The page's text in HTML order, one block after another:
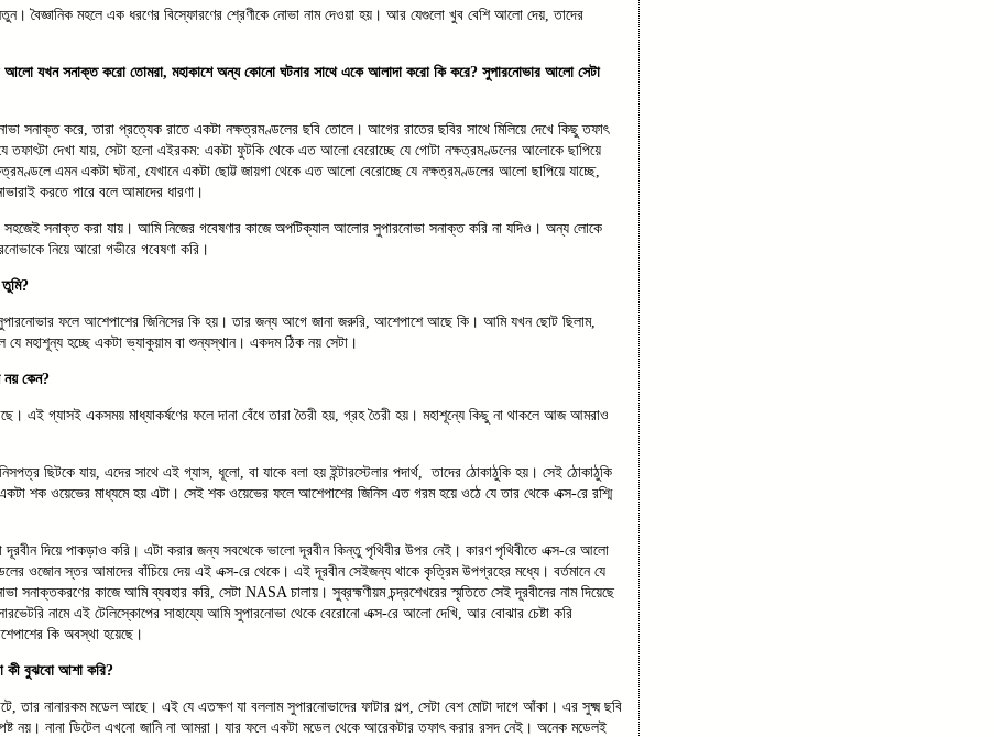
বৈজ্ঞানিক মহলে এক ধরণের বিস্ফোরণের শ্রেণীকে নোভা নাম দেওয়া হয়। আর যেগুলো খুব বেশি আলো দেয়, তাদের
যখন সনাক্ত করো তোমরা, মহাকাশে অন্য কোনো ঘটনার সাথে একে আলাদা করো কি করে? সুপারনোভার আলো সেটা
সনাক্ত করে, তারা প্রত্যেক রাতে একটা নক্ষত্রমণ্ডলের ছবি তোলে। আগের রাতের ছবির সাথে মিলিয়ে দেখে কিছু তফাৎ
তফাৎটা দেখা যায়, সেটা হলো এইরকম: একটা ফুটকি থেকে এত আলো বেরোচ্ছে যে গোটা নক্ষত্রমণ্ডলের আলোকে ছাপিয়ে
এমন একটা ঘটনা, যেখানে একটা ছোট্ট জায়গা থেকে এত আলো বেরোচ্ছে যে নক্ষত্রমণ্ডলের আলো ছাপিয়ে যাচ্ছে,
করতে পারে বলে আমাদের ধারণা।
সহজেই সনাক্ত করা যায়। আমি নিজের গবেষণার কাজে অপটিক্যাল আলোর সুপারনোভা সনাক্ত করি না যদিও। অন্য লোকে
নিয়ে আরো গভীরে গবেষণা করি।
ফলে আশেপাশের জিনিসের কি হয়। তার জন্য আগে জানা জরুরি, আশেপাশে আছে কি। আমি যখন ছোট ছিলাম,
মহাশূন্য হচ্ছে একটা ভ্যাকুয়াম বা শুন্যস্থান। একদম ঠিক নয় সেটা।
নয় কেন?
এই গ্যাসই একসময় মাধ্যাকর্ষণের ফলে দানা বেঁধে তারা তৈরী হয়, গ্রহ তৈরী হয়। মহাশূন্যে কিছু না থাকলে আজ আমরাও
ছিটকে যায়, এদের সাথে এই গ্যাস, ধূলো, বা যাকে বলা হয় ইন্টারস্টেলার পদার্থ, তাদের ঠোকাঠুকি হয়। সেই ঠোকাঠুকি
শক ওয়েভের মাধ্যমে হয় এটা। সেই শক ওয়েভের ফলে আশেপাশের জিনিস এত গরম হয়ে ওঠে যে তার থেকে এক্স-রে রশ্মি
দিয়ে পাকড়াও করি। এটা করার জন্য সবথেকে ভালো দূরবীন কিন্তু পৃথিবীর উপর নেই। কারণ পৃথিবীতে এক্স-রে আলো
ওজোন স্তর আমাদের বাঁচিয়ে দেয় এই এক্স-রে থেকে। এই দূরবীন সেইজন্য থাকে কৃত্রিম উপগ্রহের মধ্যে। বর্তমানে যে
সনাক্তকরণের কাজে আমি ব্যবহার করি, সেটা NASA চালায়। সুব্রহ্মণীয়ম চন্দ্রশেখরের স্মৃতিতে সেই দূরবীনের নাম দিয়েছে
নামে এই টেলিস্কোপের সাহায্যে আমি সুপারনোভা থেকে বেরোনো এক্স-রে আলো দেখি, আর বোঝার চেষ্টা করি
কি অবস্থা হয়েছে।
কী বুঝবো আশা করি?
তার নানারকম মডেল আছে। এই যে এতক্ষণ যা বললাম সুপারনোভাদের ফাটার গল্প, সেটা বেশ মোটা দাগে আঁকা। এর সুক্ষ্ম ছবি
নয়। নানা ডিটেল এখনো জানি না আমরা। যার ফলে একটা মডেল থেকে আরেকটার তফাৎ করার রসদ নেই। অনেক মডেলই